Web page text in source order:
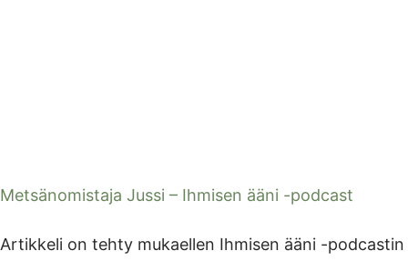
Metsänomistaja Jussi – Ihmisen ääni -podcast
Artikkeli on tehty mukaellen Ihmisen ääni -podcastin